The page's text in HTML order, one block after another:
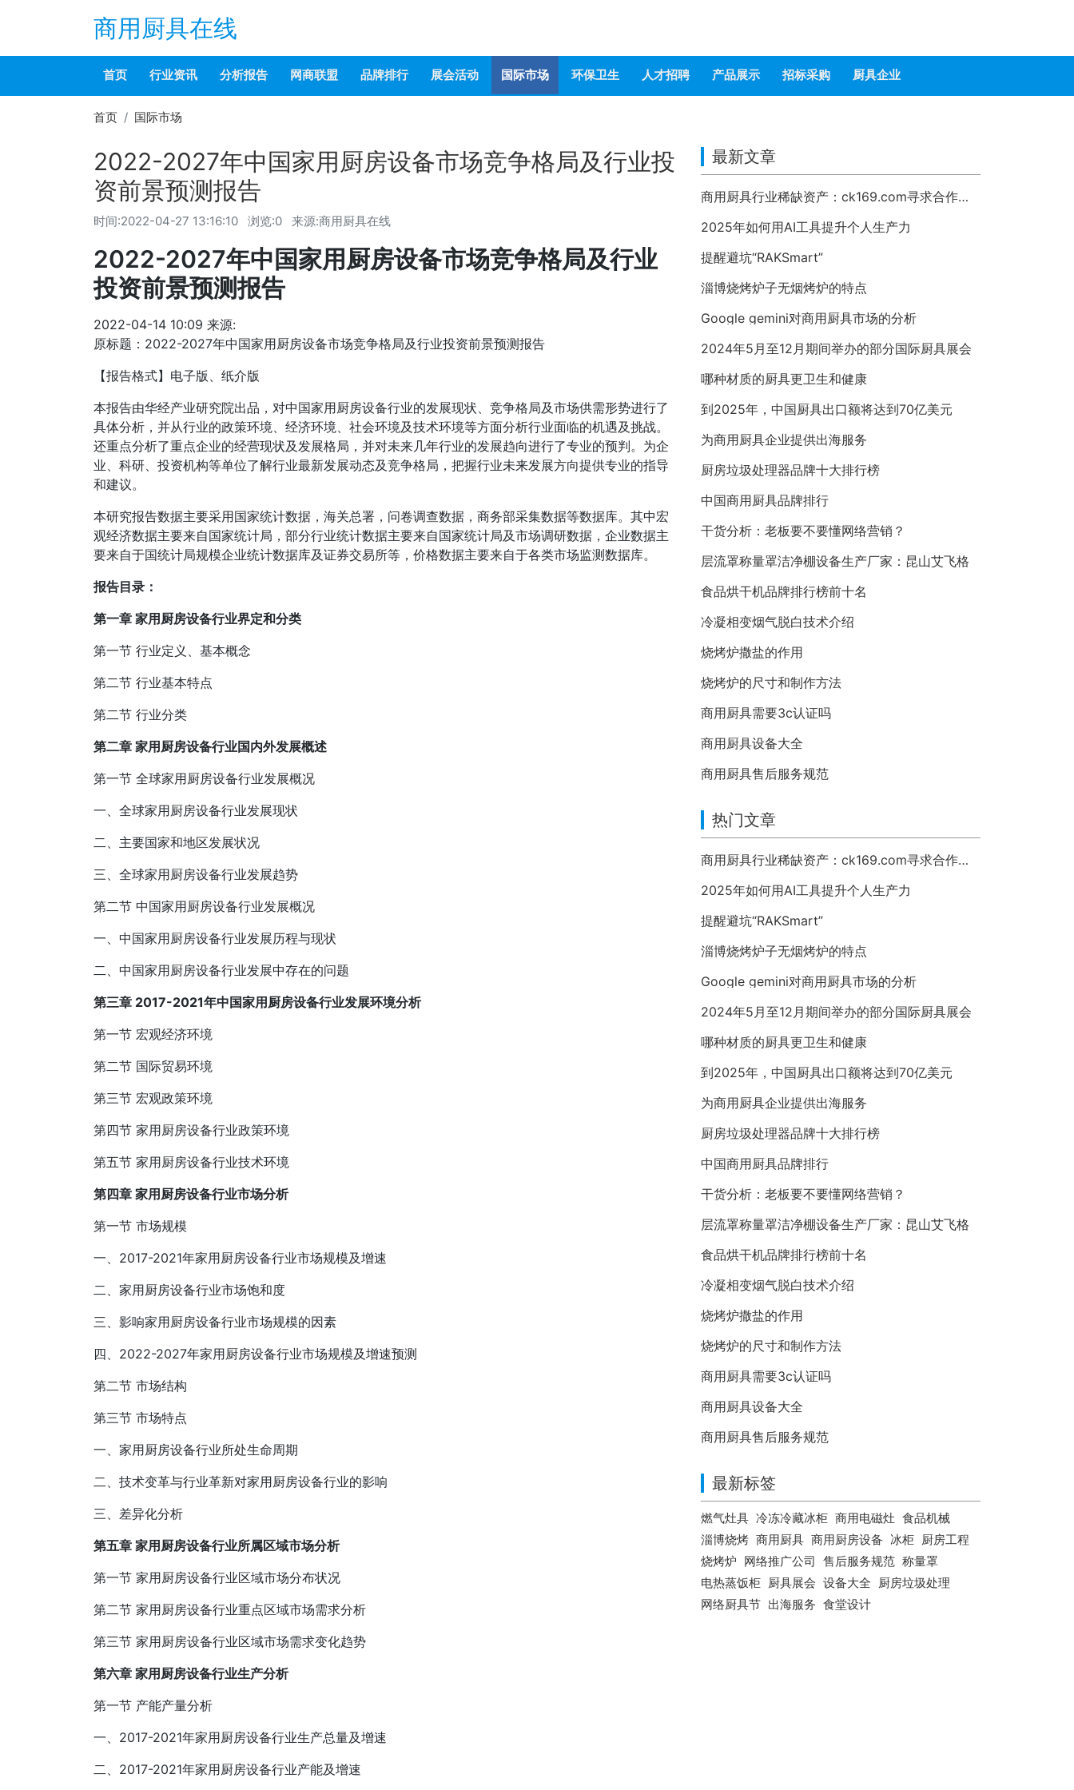
商用厨具在线
首页 行业资讯 分析报告 网商联盟 品牌排行 展会活动 国际市场 环保卫生 人才招聘 产品展示 招标采购 厨具企业
首页 国际市场
2022-2027年中国家用厨房设备市场竞争格局及行业投
资前景预测报告
时间:2022-04-27 13:16:10 浏览:0 来源:商用厨具在线
2022-2027年中国家用厨房设备市场竞争格局及行业
投资前景预测报告
2022-04-14 10:09 来源:
原标题：2022-2027年中国家用厨房设备市场竞争格局及行业投资前景预测报告
【报告格式】电子版、纸介版
本报告由华经产业研究院出品，对中国家用厨房设备行业的发展现状、竞争格局及市场供需形势进行了
具体分析，并从行业的政策环境、经济环境、社会环境及技术环境等方面分析行业面临的机遇及挑战。
还重点分析了重点企业的经营现状及发展格局，并对未来几年行业的发展趋向进行了专业的预判。为企
业、科研、投资机构等单位了解行业最新发展动态及竞争格局，把握行业未来发展方向提供专业的指导
和建议。
本研究报告数据主要采用国家统计数据，海关总署，问卷调查数据，商务部采集数据等数据库。其中宏
观经济数据主要来自国家统计局，部分行业统计数据主要来自国家统计局及市场调研数据，企业数据主
要来自于国统计局规模企业统计数据库及证券交易所等，价格数据主要来自于各类市场监测数据库。
报告目录：
第一章 家用厨房设备行业界定和分类
第一节 行业定义、基本概念
第二节 行业基本特点
第二节 行业分类
第二章 家用厨房设备行业国内外发展概述
第一节 全球家用厨房设备行业发展概况
一、全球家用厨房设备行业发展现状
二、主要国家和地区发展状况
三、全球家用厨房设备行业发展趋势
第二节 中国家用厨房设备行业发展概况
一、中国家用厨房设备行业发展历程与现状
二、中国家用厨房设备行业发展中存在的问题
第三章 2017-2021年中国家用厨房设备行业发展环境分析
第一节 宏观经济环境
第二节 国际贸易环境
第三节 宏观政策环境
第四节 家用厨房设备行业政策环境
第五节 家用厨房设备行业技术环境
第四章 家用厨房设备行业市场分析
第一节 市场规模
一、2017-2021年家用厨房设备行业市场规模及增速
二、家用厨房设备行业市场饱和度
三、影响家用厨房设备行业市场规模的因素
四、2022-2027年家用厨房设备行业市场规模及增速预测
第二节 市场结构
第三节 市场特点
一、家用厨房设备行业所处生命周期
二、技术变革与行业革新对家用厨房设备行业的影响
三、差异化分析
第五章 家用厨房设备行业所属区域市场分析
第一节 家用厨房设备行业区域市场分布状况
第二节 家用厨房设备行业重点区域市场需求分析
第三节 家用厨房设备行业区域市场需求变化趋势
第六章 家用厨房设备行业生产分析
第一节 产能产量分析
一、2017-2021年家用厨房设备行业生产总量及增速
二、2017-2021年家用厨房设备行业产能及增速
最新文章
商用厨具行业稀缺资产：ck169.com寻求合作或整体出售
2025年如何用AI工具提升个人生产力
提醒避坑“RAKSmart”
淄博烧烤炉子无烟烤炉的特点
Google gemini对商用厨具市场的分析
2024年5月至12月期间举办的部分国际厨具展会
哪种材质的厨具更卫生和健康
到2025年，中国厨具出口额将达到70亿美元
为商用厨具企业提供出海服务
厨房垃圾处理器品牌十大排行榜
中国商用厨具品牌排行
干货分析：老板要不要懂网络营销？
层流罩称量罩洁净棚设备生产厂家：昆山艾飞格
食品烘干机品牌排行榜前十名
冷凝相变烟气脱白技术介绍
烧烤炉撒盐的作用
烧烤炉的尺寸和制作方法
商用厨具需要3c认证吗
商用厨具设备大全
商用厨具售后服务规范
热门文章
商用厨具行业稀缺资产：ck169.com寻求合作或整体出售
2025年如何用AI工具提升个人生产力
提醒避坑“RAKSmart”
淄博烧烤炉子无烟烤炉的特点
Google gemini对商用厨具市场的分析
2024年5月至12月期间举办的部分国际厨具展会
哪种材质的厨具更卫生和健康
到2025年，中国厨具出口额将达到70亿美元
为商用厨具企业提供出海服务
厨房垃圾处理器品牌十大排行榜
中国商用厨具品牌排行
干货分析：老板要不要懂网络营销？
层流罩称量罩洁净棚设备生产厂家：昆山艾飞格
食品烘干机品牌排行榜前十名
冷凝相变烟气脱白技术介绍
烧烤炉撒盐的作用
烧烤炉的尺寸和制作方法
商用厨具需要3c认证吗
商用厨具设备大全
商用厨具售后服务规范
最新标签
燃气灶具 冷冻冷藏冰柜 商用电磁灶 食品机械
淄博烧烤 商用厨具 商用厨房设备 冰柜 厨房工程
烧烤炉 网络推广公司 售后服务规范 称量罩
电热蒸饭柜 厨具展会 设备大全 厨房垃圾处理
网络厨具节 出海服务 食堂设计